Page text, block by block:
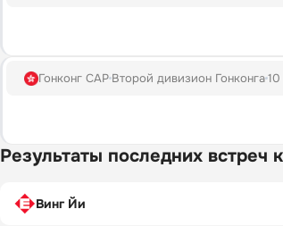
Гонконг САР Второй дивизион Гонконга
Результаты последних встреч
Винг Йи